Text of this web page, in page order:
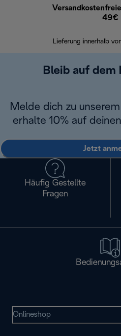
49€
Lieferung innerhalb
Bleib auf dem
Melde dich zu
erhalte 10% auf
Jetzt
Häufig Gestellte
Fragen
Onlineshop